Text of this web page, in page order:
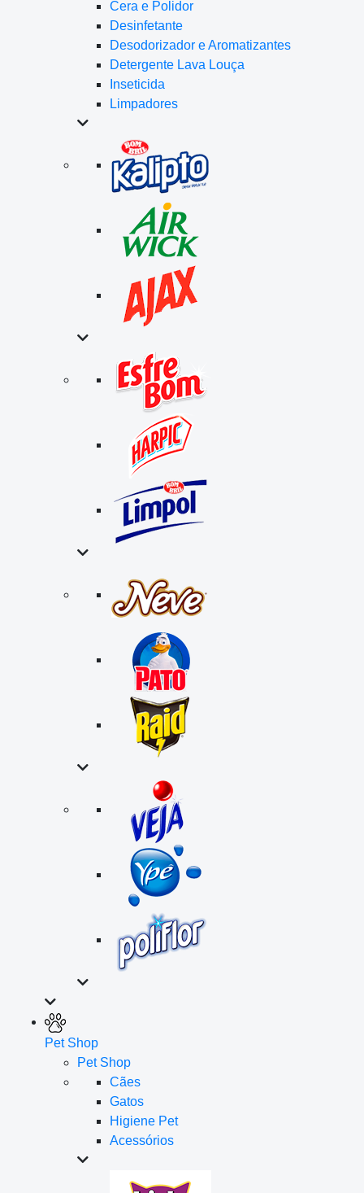
Cera e Polidor
Desinfetante
Desodorizador e Aromatizantes
Detergente Lava Louça
Inseticida
Limpadores
Pet Shop
Pet Shop
Cães
Gatos
Higiene Pet
Acessórios